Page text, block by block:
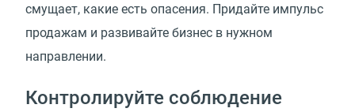
смущает, какие есть опасения. Придайте импульс
продажам и развивайте бизнес в нужном
направлении.
Контролируйте соблюдение